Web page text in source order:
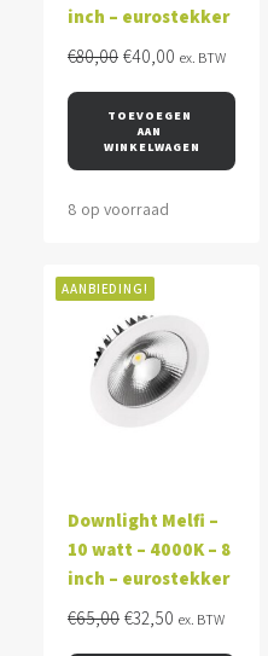
inch – eurostekker
€80,00 Oorspronkelijke
was:
€80,00.
€40,00 Huidige
is:
€40,00.
ex. BTW
TOEVOEGEN
AAN
WINKELWAGEN
8 op voorraad
AANBIEDING!
Downlight Melfi –
10 watt – 4000K – 8
inch – eurostekker
€65,00 Oorspronkelijke
€32,50 Huidige
ex. BTW